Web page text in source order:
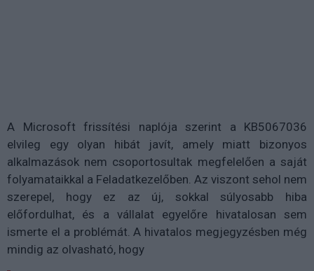
A Microsoft frissítési naplója szerint a KB5067036
elvileg egy olyan hibát javít, amely miatt bizonyos
alkalmazások nem csoportosultak megfelelően a saját
folyamataikkal a Feladatkezelőben. Az viszont sehol nem
szerepel, hogy ez az új, sokkal súlyosabb hiba
előfordulhat, és a vállalat egyelőre hivatalosan sem
ismerte el a problémát. A hivatalos megjegyzésben még
mindig az olvasható, hogy